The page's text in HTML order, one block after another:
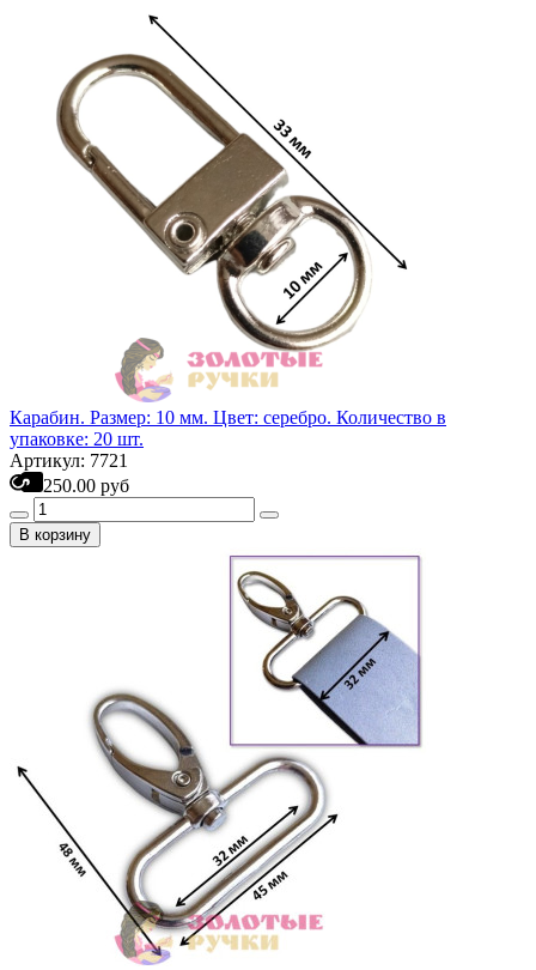
Карабин. Размер: 10 мм. Цвет: серебро. Количество в
упаковке: 20 шт.
Артикул: 7721
250.00 руб
В корзину